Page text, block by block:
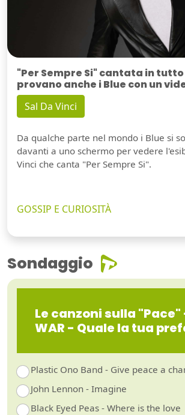
"Per Sempre Si" cantata in
provano anche i Blue con un
Sal Da Vinci
Da qualche parte nel mondo i Blue si
davanti a uno schermo per vedere
Vinci che canta "Per Sempre Si".
GOSSIP E CURIOSITÀ
Sondaggio
Le canzoni sulla "Pace"
WAR - Quale la tua
Plastic Ono Band - Give peace a
John Lennon - Imagine
Black Eyed Peas - Where is the love